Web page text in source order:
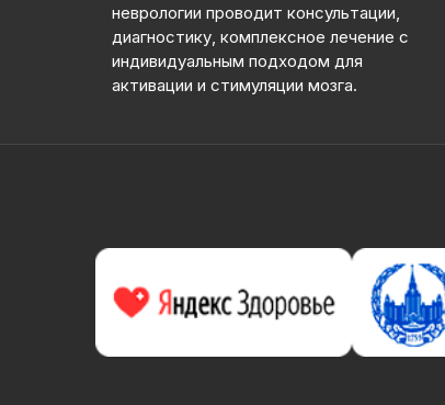
неврологии проводит консультации,
диагностику, комплексное лечение с
индивидуальным подходом для
активации и стимуляции мозга.